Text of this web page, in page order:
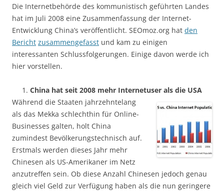
Die Internetbehörde des kommunistisch geführten Landes
hat im Juli 2008 eine Zusammenfassung der Internet-
Entwicklung China’s veröffentlicht. SEOmoz.org hat den
Bericht zusammengefasst und kam zu einigen
interessanten Schlussfolgerungen. Einige davon werde ich
hier vorstellen.
China hat seit 2008 mehr Internetuser als die USA
Während die Staaten jahrzehntelang
als das Mekka schlechthin für Online-
Businesses galten, holt China
zumindest Bevölkerungstechnisch auf.
Erstmals werden dieses Jahr mehr
Chinesen als US-Amerikaner im Netz
anzutreffen sein. Ob diese Anzahl Chinesen jedoch genau
gleich viel Geld zur Verfügung haben als die nun geringere